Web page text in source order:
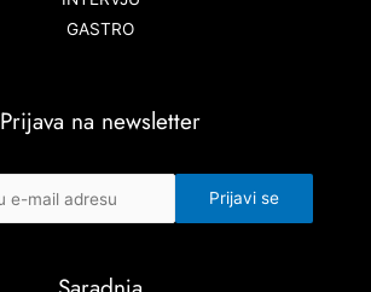
GASTRO
Prijava na newsletter